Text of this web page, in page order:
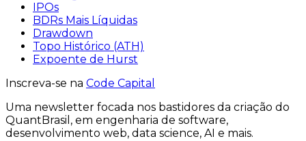
IPOs
BDRs Mais Líquidas
Drawdown
Topo Histórico (ATH)
Expoente de Hurst
Inscreva-se na Code Capital
Uma newsletter focada nos bastidores da criação do
QuantBrasil , em engenharia de software,
desenvolvimento web, data science, AI e mais.